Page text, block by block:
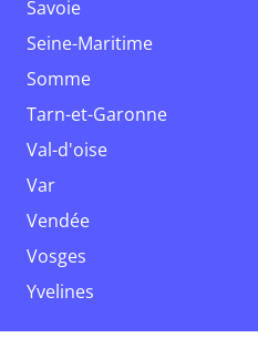
Savoie
Seine-Maritime
Somme
Tarn-et-Garonne
Val-d'oise
Var
Vendée
Vosges
Yvelines